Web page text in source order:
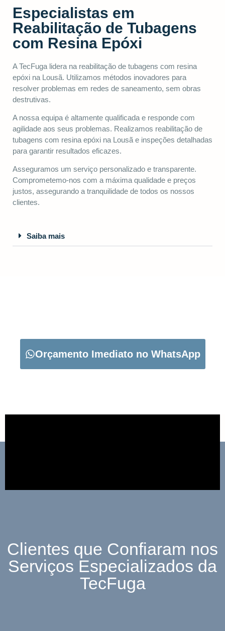
Especialistas em
Reabilitação de Tubagens
com Resina Epóxi
A TecFuga lidera na reabilitação de tubagens com resina
epóxi na Lousã. Utilizamos métodos inovadores para
resolver problemas em redes de saneamento, sem obras
destrutivas.
A nossa equipa é altamente qualificada e responde com
agilidade aos seus problemas. Realizamos reabilitação de
tubagens com resina epóxi na Lousã e inspeções detalhadas
para garantir resultados eficazes.
Asseguramos um serviço personalizado e transparente.
Comprometemo-nos com a máxima qualidade e preços
justos, assegurando a tranquilidade de todos os nossos
clientes.
Saiba mais
Orçamento Imediato no WhatsApp
Clientes que Confiaram nos
Serviços Especializados da
TecFuga